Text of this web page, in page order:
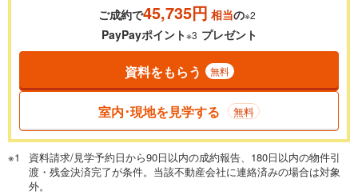
0.01%
一般的には最長35年まで借り入れ可能です。多くの金融機関
が完済時の年齢は80歳までを条件としています。
閉じる
頭金 万円
ご成約で45,735円 相当の※2
PayPayポイント※3 プレゼント
資料をもらう 無料
室内･現地を見学する 無料
資料請求/見学予約日から90日以内の成約報告、180日以内の物件引
渡・残金決済完了が条件。当該不動産会社に連絡済みの場合は対象
外。